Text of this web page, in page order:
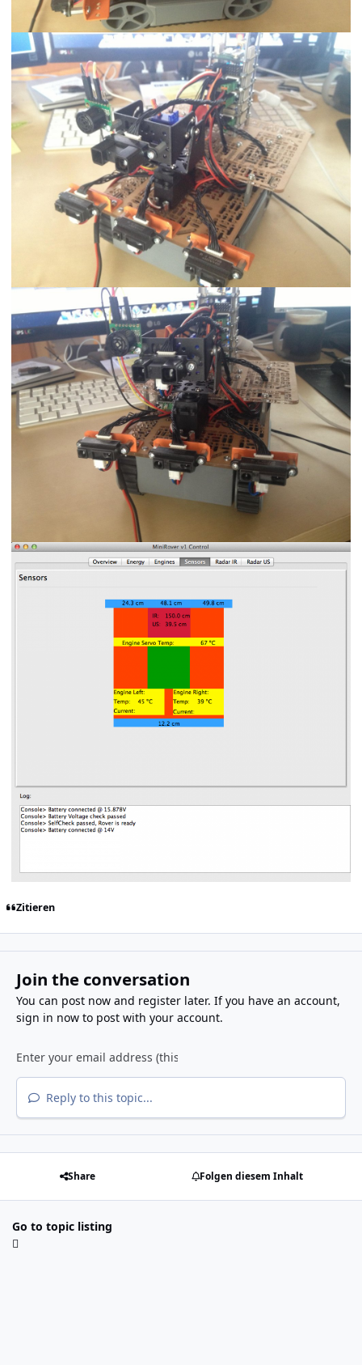
Zitieren
Join the conversation
You can post now and register later. If you have an account,
sign in nowto post with your account.
Reply to this topic...
Share Folgen diesem Inhalt
Go to topic listing